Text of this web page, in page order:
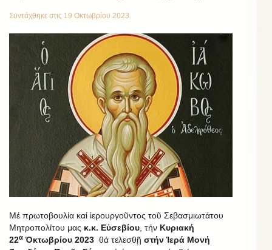
Συντάχθηκε στις 19 Οκτωβρίου 2023
Mέ πρωτοβουλία καί ἱερουργοῦντος τοῦ Σεβασμιωτάτου
Μητροπολίτου μας κ.κ. Εὐσεβίου , τήν Κυριακή
22α Ὀκτωβρίου 2023 θά τελεσθῇ στήν Ἱερά Μονή